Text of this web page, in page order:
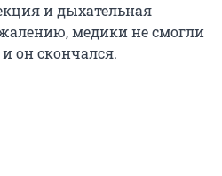
и дыхательная
медики не смогли
он скончался.